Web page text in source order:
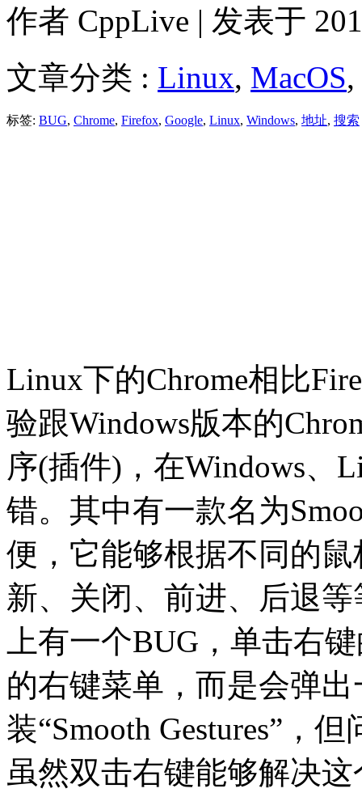
作者 CppLive | 发表于
文章分类 : Linux, MacOS,
标签: BUG, Chrome, Firefox, Google, Linux, Windows, 地址, 搜索
Linux下的Chrome相比
验跟Windows版本的
序(插件)，在Windows、
错。其中有一款名为
便，它能够根据不同的
新、关闭、前进、后退
上有一个BUG，单击右
的右键菜单，而是会弹
装“Smooth Gestures”，
虽然双击右键能够解决